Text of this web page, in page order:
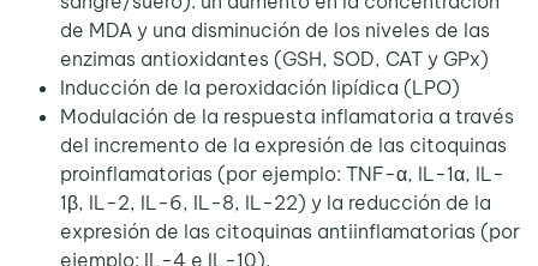
de MDA y una disminución de los niveles de las
enzimas antioxidantes (GSH, SOD, CAT y GPx)
Inducción de la peroxidación lipídica (LPO)
Modulación de la respuesta inflamatoria a través
del incremento de la expresión de las citoquinas
proinflamatorias (por ejemplo: TNF-α, IL-1α, IL-
1β, IL-2, IL-6, IL-8, IL-22) y la reducción de la
expresión de las citoquinas antiinflamatorias (por
ejemplo: IL-4 e IL-10).